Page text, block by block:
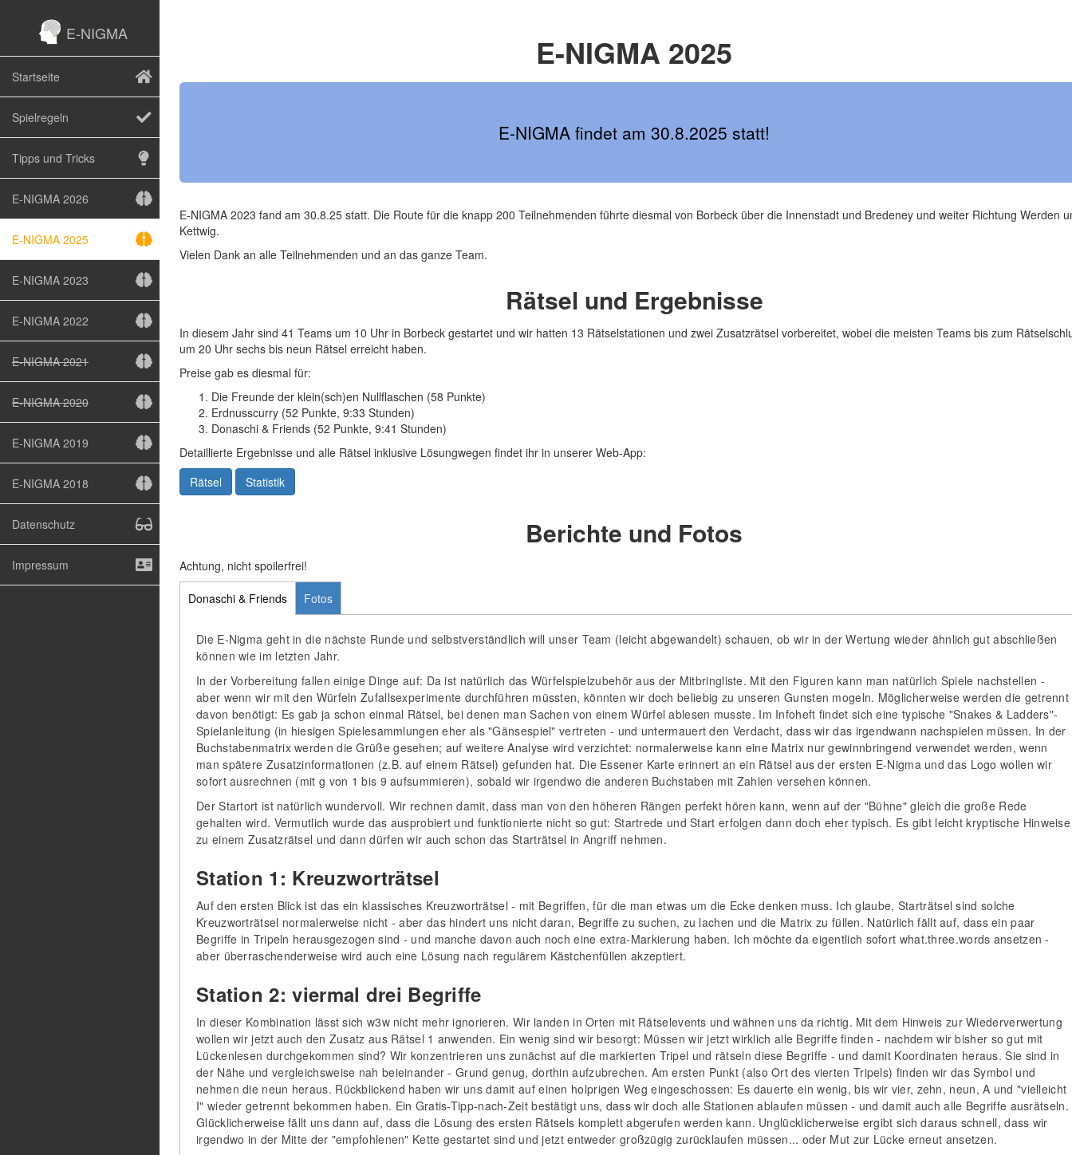
E-NIGMA
Startseite
Spielregeln
Tipps und Tricks
E-NIGMA 2026
E-NIGMA 2025
E-NIGMA 2023
E-NIGMA 2022
E-NIGMA 2021
E-NIGMA 2020
E-NIGMA 2019
E-NIGMA 2018
Datenschutz
Impressum
E-NIGMA 2025
E-NIGMA findet am 30.8.2025 statt!
E-NIGMA 2023 fand am 30.8.25 statt. Die Route für die knapp 200 Teilnehmenden führte diesmal von Borbeck über die Innenstadt und Bredeney und weiter Richtung Werden
Kettwig.
Vielen Dank an alle Teilnehmenden und an das ganze Team.
Rätsel und Ergebnisse
In diesem Jahr sind 41 Teams um 10 Uhr in Borbeck gestartet und wir hatten 13 Rätselstationen und zwei Zusatzrätsel vorbereitet, wobei die meisten Teams bis zum
um 20 Uhr sechs bis neun Rätsel erreicht haben.
Preise gab es diesmal für:
Die Freunde der klein(sch)en Nullflaschen (58 Punkte)
Erdnusscurry (52 Punkte, 9:33 Stunden)
Donaschi & Friends (52 Punkte, 9:41 Stunden)
Detaillierte Ergebnisse und alle Rätsel inklusive Lösungwegen findet ihr in unserer Web-App:
Rätsel
Statistik
Berichte und Fotos
Achtung, nicht spoilerfrei!
Donaschi & Friends Fotos
Die E-Nigma geht in die nächste Runde und selbstverständlich will unser Team (leicht abgewandelt) schauen, ob wir in der Wertung wieder ähnlich gut abschließen
können wie im letzten Jahr.
In der Vorbereitung fallen einige Dinge auf: Da ist natürlich das Würfelspielzubehör aus der Mitbringliste. Mit den Figuren kann man natürlich Spiele nachstellen -
aber wenn wir mit den Würfeln Zufallsexperimente durchführen müssten, könnten wir doch beliebig zu unseren Gunsten mogeln. Möglicherweise werden die getrennt
davon benötigt: Es gab ja schon einmal Rätsel, bei denen man Sachen von einem Würfel ablesen musste. Im Infoheft findet sich eine typische "Snakes & Ladders"-
Spielanleitung (in hiesigen Spielesammlungen eher als "Gänsespiel" vertreten - und untermauert den Verdacht, dass wir das irgendwann nachspielen müssen. In der
Buchstabenmatrix werden die Grüße gesehen; auf weitere Analyse wird verzichtet: normalerweise kann eine Matrix nur gewinnbringend verwendet werden, wenn
man spätere Zusatzinformationen (z.B. auf einem Rätsel) gefunden hat. Die Essener Karte erinnert an ein Rätsel aus der ersten E-Nigma und das Logo wollen wir
sofort ausrechnen (mit g von 1 bis 9 aufsummieren), sobald wir irgendwo die anderen Buchstaben mit Zahlen versehen können.
Der Startort ist natürlich wundervoll. Wir rechnen damit, dass man von den höheren Rängen perfekt hören kann, wenn auf der "Bühne" gleich die große Rede
gehalten wird. Vermutlich wurde das ausprobiert und funktionierte nicht so gut: Startrede und Start erfolgen dann doch eher typisch. Es gibt leicht kryptische Hinweise
zu einem Zusatzrätsel und dann dürfen wir auch schon das Starträtsel in Angriff nehmen.
Station 1: Kreuzworträtsel
Auf den ersten Blick ist das ein klassisches Kreuzworträtsel - mit Begriffen, für die man etwas um die Ecke denken muss. Ich glaube, Starträtsel sind solche
Kreuzworträtsel normalerweise nicht - aber das hindert uns nicht daran, Begriffe zu suchen, zu lachen und die Matrix zu füllen. Natürlich fällt auf, dass ein paar
Begriffe in Tripeln herausgezogen sind - und manche davon auch noch eine extra-Markierung haben. Ich möchte da eigentlich sofort what.three.words ansetzen -
aber überraschenderweise wird auch eine Lösung nach regulärem Kästchenfüllen akzeptiert.
Station 2: viermal drei Begriffe
In dieser Kombination lässt sich w3w nicht mehr ignorieren. Wir landen in Orten mit Rätselevents und wähnen uns da richtig. Mit dem Hinweis zur Wiederverwertung
wollen wir jetzt auch den Zusatz aus Rätsel 1 anwenden. Ein wenig sind wir besorgt: Müssen wir jetzt wirklich alle Begriffe finden - nachdem wir bisher so gut mit
Lückenlesen durchgekommen sind? Wir konzentrieren uns zunächst auf die markierten Tripel und rätseln diese Begriffe - und damit Koordinaten heraus. Sie sind in
der Nähe und vergleichsweise nah beieinander - Grund genug, dorthin aufzubrechen. Am ersten Punkt (also Ort des vierten Tripels) finden wir das Symbol und
nehmen die neun heraus. Rückblickend haben wir uns damit auf einen holprigen Weg eingeschossen: Es dauerte ein wenig, bis wir vier, zehn, neun, A und "vielleicht
I" wieder getrennt bekommen haben. Ein Gratis-Tipp-nach-Zeit bestätigt uns, dass wir doch alle Stationen ablaufen müssen - und damit auch alle Begriffe ausrätseln.
Glücklicherweise fällt uns dann auf, dass die Lösung des ersten Rätsels komplett abgerufen werden kann. Unglücklicherweise ergibt sich daraus schnell, dass wir
irgendwo in der Mitte der "empfohlenen" Kette gestartet sind und jetzt entweder großzügig zurücklaufen müssen... oder Mut zur Lücke erneut ansetzen.